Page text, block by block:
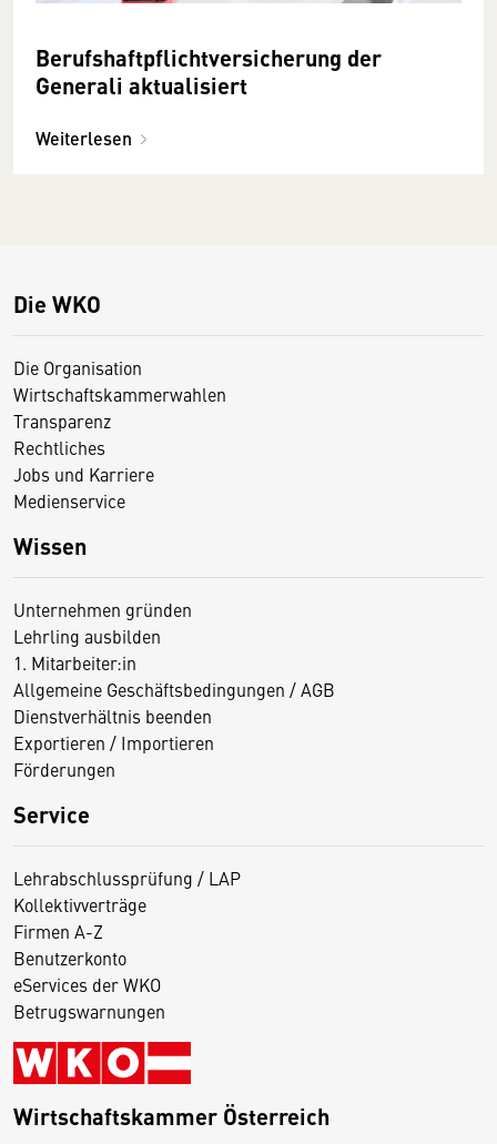
Berufs­haftpflicht­versicherung der
Generali aktualisiert
Weiterlesen
Die WKO
Die Organisation
Wirtschaftskammerwahlen
Transparenz
Rechtliches
Jobs und Karriere
Medienservice
Wissen
Unternehmen gründen
Lehrling ausbilden
1. Mitarbeiter:in
Allgemeine Geschäftsbedingungen / AGB
Dienstverhältnis beenden
Exportieren / Importieren
Förderungen
Service
Lehrabschlussprüfung / LAP
Kollektivverträge
Firmen A-Z
Benutzerkonto
eServices der WKO
Betrugswarnungen
Wirtschaftskammer Österreich